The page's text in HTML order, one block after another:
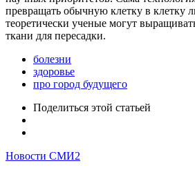
превращать обычную клетку в клетку
теоретически ученые могут
ткани для пересадки.
болезни
здоровье
про город будущего
Поделиться этой статьей
Новости СМИ2